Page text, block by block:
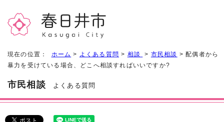
現在の位置： ホーム > よくある質問 > 相談 > 市民相談 > 配偶者から
暴力を受けている場合、どこへ相談すればいいですか?
市民相談 よくある質問